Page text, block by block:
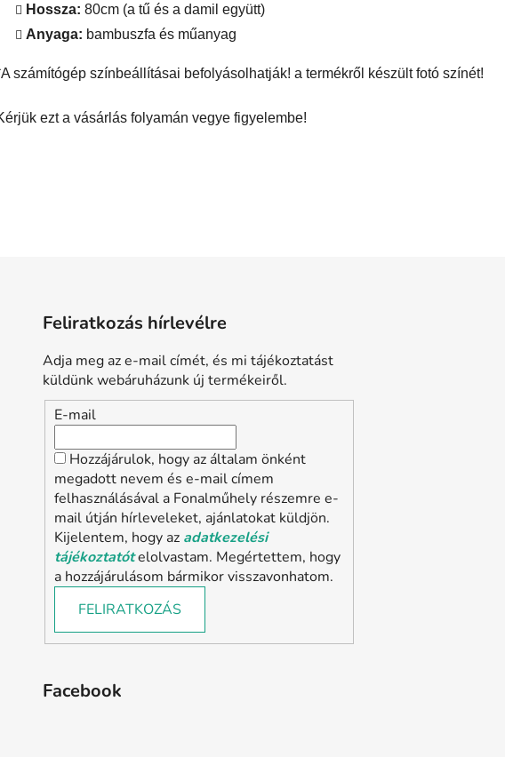
Hossza: 80cm (a tű és a damil együtt)
Anyaga: bambuszfa és műanyag
számítógép színbeállításai befolyásolhatják! a termékről készült fotó színét!
ezt a vásárlás folyamán vegye figyelembe!
Feliratkozás hírlevélre
Adja meg az e-mail címét, és mi tájékoztatást
küldünk webáruházunk új termékeiről.
E-mail
Hozzájárulok, hogy az általam önként
megadott nevem és e-mail címem
felhasználásával a Fonalműhely részemre e-
mail útján hírleveleket, ajánlatokat küldjön.
Kijelentem, hogy az adatkezelési
tájékoztatótelolvastam. Megértettem, hogy
a hozzájárulásom bármikor visszavonhatom.
FELIRATKOZÁS
Facebook